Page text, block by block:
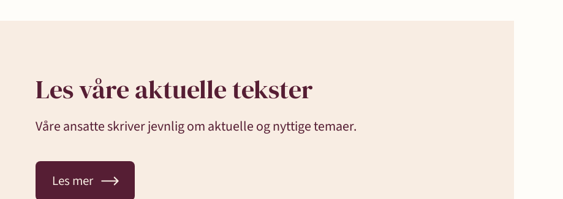
Les våre aktuelle tekster
Våre ansatte skriver jevnlig om aktuelle og nyttige temaer.
Les mer